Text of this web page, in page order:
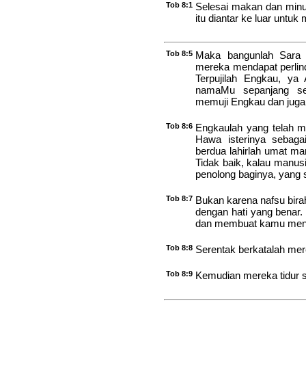
Tob 8:1 Selesai makan dan
itu diantar ke luar untuk
Tob 8:5 Maka bangunlah
mereka mendapat
Terpujilah Engkau,
namaMu sepanjang
memuji Engkau dan
Tob 8:6 Engkaulah yang telah
Hawa isterinya
berdua lahirlah umat
Tidak baik, kalau
penolong baginya, yang
Tob 8:7 Bukan karena nafsu
dengan hati yang
dan membuat kamu
Tob 8:8 Serentak berkatalah
Tob 8:9 Kemudian mereka tidur